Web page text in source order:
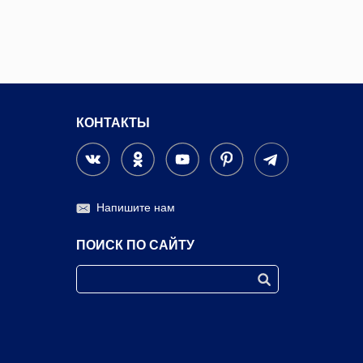
КОНТАКТЫ
Напишите нам
ПОИСК ПО САЙТУ